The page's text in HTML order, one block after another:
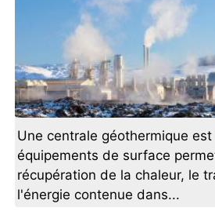
Une centrale géothermique
équipements de surface
récupération de la chaleur, le
l'énergie contenue dans...